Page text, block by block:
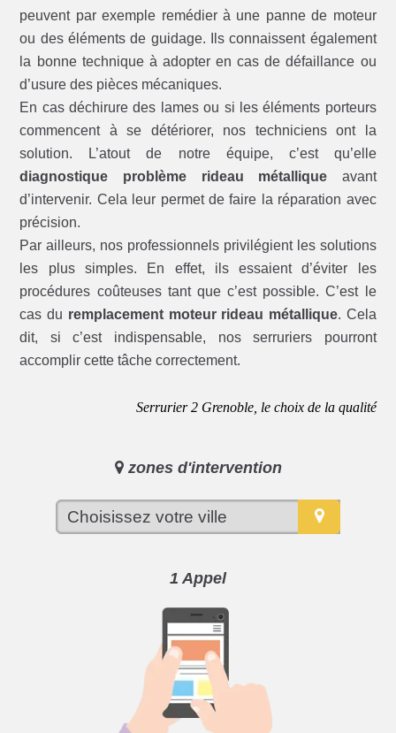
peuvent par exemple remédier à une panne de moteur
ou des éléments de guidage. Ils connaissent également
la bonne technique à adopter en cas de défaillance ou
d’usure des pièces mécaniques.
En cas déchirure des lames ou si les éléments porteurs
commencent à se détériorer, nos techniciens ont la
solution. L’atout de notre équipe, c’est qu’elle
diagnostique problème rideau métallique avant
d’intervenir. Cela leur permet de faire la réparation avec
précision.
Par ailleurs, nos professionnels privilégient les solutions
les plus simples. En effet, ils essaient d’éviter les
procédures coûteuses tant que c’est possible. C’est le
cas du remplacement moteur rideau métallique. Cela
dit, si c’est indispensable, nos serruriers pourront
accomplir cette tâche correctement.
Serrurier 2 Grenoble, le choix de la qualité
zones d'intervention
1 Appel